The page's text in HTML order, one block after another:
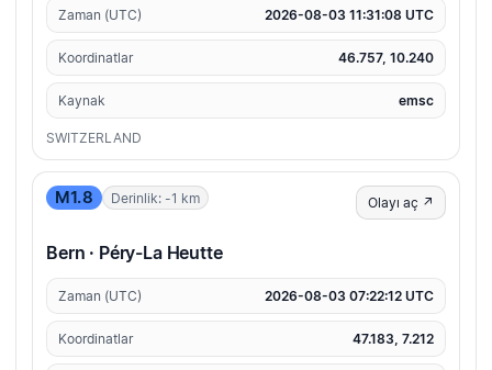
Zaman (UTC) 2026-08-03 11:31:08 UTC
Koordinatlar 46.757, 10.240
Kaynak emsc
SWITZERLAND
M1.8 Derinlik: -1 km Olayı aç ↗
Bern · Péry-La Heutte
Zaman (UTC) 2026-08-03 07:22:12 UTC
Koordinatlar 47.183, 7.212